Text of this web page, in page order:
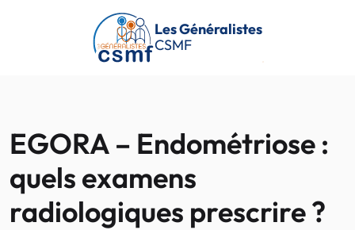
Passer au contenu principal
Les Généralistes
CSMF
EGORA – Endométriose :
quels examens
radiologiques prescrire ?